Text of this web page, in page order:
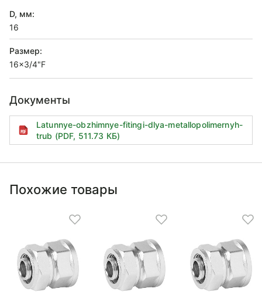
D, мм:
16
Размер:
16x3/4"F
Документы
Latunnye-obzhimnye-fitingi-dlya-metallopolimernyh-
trub (PDF, 511.73 КБ)
Похожие товары